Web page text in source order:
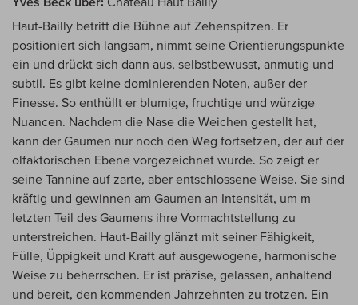
Haut-Bailly betritt die Bühne auf Zehenspitzen. Er
positioniert sich langsam, nimmt seine Orientierungspunkte
ein und drückt sich dann aus, selbstbewusst, anmutig und
subtil. Es gibt keine dominierenden Noten, außer der
Finesse. So enthüllt er blumige, fruchtige und würzige
Nuancen. Nachdem die Nase die Weichen gestellt hat,
kann der Gaumen nur noch den Weg fortsetzen, der auf der
olfaktorischen Ebene vorgezeichnet wurde. So zeigt er
seine Tannine auf zarte, aber entschlossene Weise. Sie sind
kräftig und gewinnen am Gaumen an Intensität, um m
letzten Teil des Gaumens ihre Vormachtstellung zu
unterstreichen. Haut-Bailly glänzt mit seiner Fähigkeit,
Fülle, Üppigkeit und Kraft auf ausgewogene, harmonische
Weise zu beherrschen. Er ist präzise, gelassen, anhaltend
und bereit, den kommenden Jahrzehnten zu trotzen. Ein